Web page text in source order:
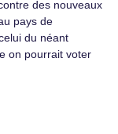
des nouveaux
pays de
du néant
on pourrait voter